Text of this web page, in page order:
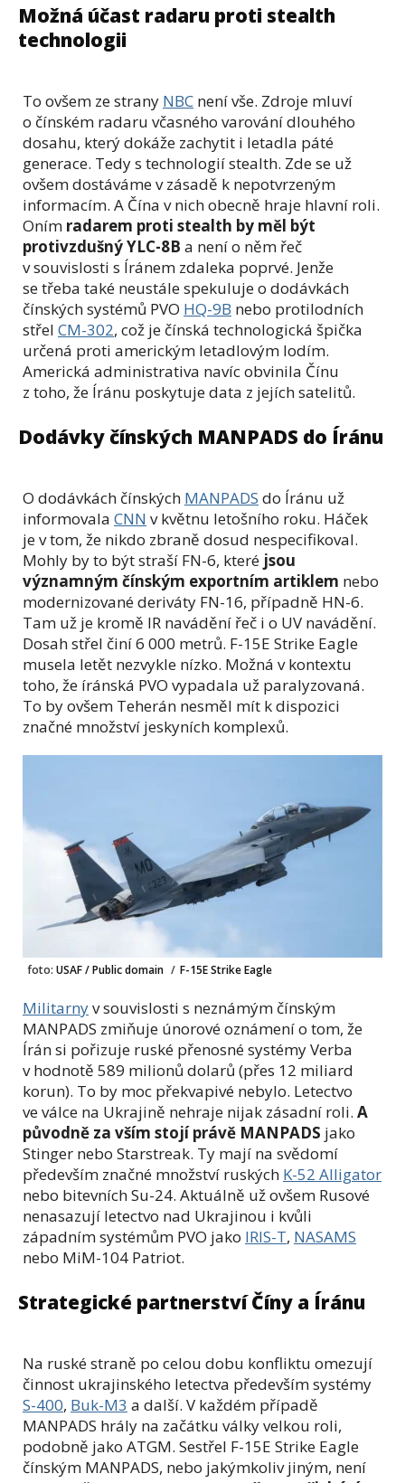
Možná účast radaru proti stealth
technologii
To ovšem ze strany NBC není vše. Zdroje mluví
o čínském radaru včasného varování dlouhého
dosahu, který dokáže zachytit i letadla páté
generace. Tedy s technologií stealth. Zde se už
ovšem dostáváme v zásadě k nepotvrzeným
informacím. A Čína v nich obecně hraje hlavní roli.
Oním radarem proti stealth by měl být
protivzdušný YLC-8B a není o něm řeč
v souvislosti s Íránem zdaleka poprvé. Jenže
se třeba také neustále spekuluje o dodávkách
čínských systémů PVO HQ-9B nebo protilodních
střel CM-302, což je čínská technologická špička
určená proti americkým letadlovým lodím.
Americká administrativa navíc obvinila Čínu
z toho, že Íránu poskytuje data z jejích satelitů.
Dodávky čínských MANPADS do Íránu
O dodávkách čínských MANPADS do Íránu už
informovala CNN v květnu letošního roku. Háček
je v tom, že nikdo zbraně dosud nespecifikoval.
Mohly by to být straší FN-6, které jsou
významným čínským exportním artiklem nebo
modernizované deriváty FN-16, případně HN-6.
Tam už je kromě IR navádění řeč i o UV navádění.
Dosah střel činí 6 000 metrů. F-15E Strike Eagle
musela letět nezvykle nízko. Možná v kontextu
toho, že íránská PVO vypadala už paralyzovaná.
To by ovšem Teherán nesměl mít k dispozici
značné množství jeskyních komplexů.
foto: USAF / Public domain / F-15E Strike Eagle
Militarnyv souvislosti s neznámým čínským
MANPADS zmiňuje únorové oznámení o tom, že
Írán si pořizuje ruské přenosné systémy Verba
v hodnotě 589 milionů dolarů (přes 12 miliard
korun). To by moc překvapivé nebylo. Letectvo
ve válce na Ukrajině nehraje nijak zásadní roli. A
původně za vším stojí právě MANPADS jako
Stinger nebo Starstreak. Ty mají na svědomí
především značné množství ruských K-52 Alligator
nebo bitevních Su-24. Aktuálně už ovšem Rusové
nenasazují letectvo nad Ukrajinou i kvůli
západním systémům PVO jako IRIS-T, NASAMS
nebo MiM-104 Patriot.
Strategické partnerství Číny a Íránu
Na ruské straně po celou dobu konfliktu omezují
činnost ukrajinského letectva především systémy
S-400, Buk-M3 a další. V každém případě
MANPADS hrály na začátku války velkou roli,
podobně jako ATGM. Sestřel F-15E Strike Eagle
čínským MANPADS, nebo jakýmkoliv jiným, není